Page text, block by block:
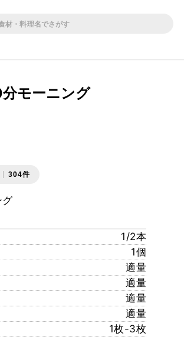
モーニング
304件
グ
1/2本
1個
適量
適量
適量
適量
1枚-3枚